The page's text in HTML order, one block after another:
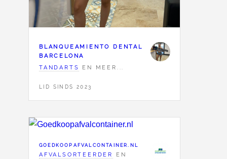
BLANQUEAMIENTO DENTAL
BARCELONA
TANDARTS
EN MEER...
LID SINDS 2023
GOEDKOOPAFVALCONTAINER.NL
AFVALSORTEERDER
EN